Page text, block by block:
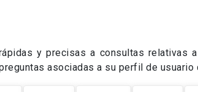
y precisas a consultas relativas
asociadas a su perfil de usuario